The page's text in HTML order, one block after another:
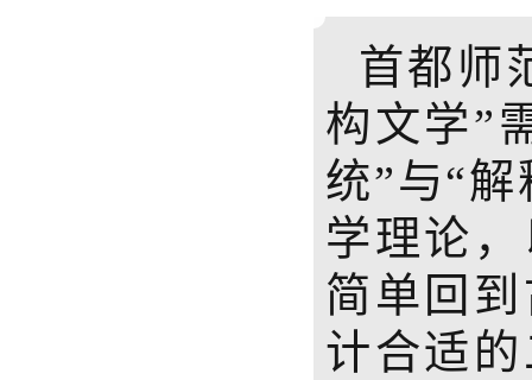
首都师
构文学”
统”与“
学理论
简单回
计合适